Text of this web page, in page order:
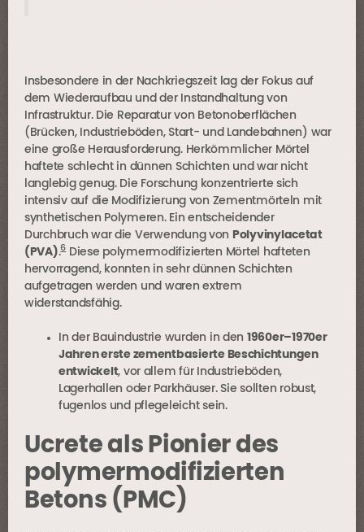
Insbesondere in der Nachkriegszeit lag der Fokus auf
dem Wiederaufbau und der Instandhaltung von
Infrastruktur. Die Reparatur von Betonoberflächen
(Brücken, Industrieböden, Start- und Landebahnen) war
eine große Herausforderung. Herkömmlicher Mörtel
haftete schlecht in dünnen Schichten und war nicht
langlebig genug. Die Forschung konzentrierte sich
intensiv auf die Modifizierung von Zementmörteln mit
synthetischen Polymeren. Ein entscheidender
Durchbruch war die Verwendung von Polyvinylacetat
(PVA).6 Diese polymermodifizierten Mörtel hafteten
hervorragend, konnten in sehr dünnen Schichten
aufgetragen werden und waren extrem
widerstandsfähig.
In der Bauindustrie wurden in den 1960er–1970er
Jahren erste zementbasierte Beschichtungen
entwickelt, vor allem für Industrieböden,
Lagerhallen oder Parkhäuser. Sie sollten robust,
fugenlos und pflegeleicht sein.
Ucrete als Pionier des
polymermodifizierten
Betons (PMC)